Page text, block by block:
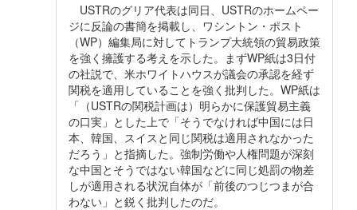
USTRのグリア代表は同日、USTRのホームペー
ジに反論の書簡を掲載し、ワシントン・ポスト
（WP）編集局に対してトランプ大統領の貿易政策
を強く擁護する考えを示した。まずWP紙は3日付
の社説で、米ホワイトハウスが議会の承認を経ず
関税を適用していることを強く批判した。WP紙は
「（USTRの関税計画は）明らかに保護貿易主義
の口実」とした上で「そうでなければ中国には日
本、韓国、スイスと同じ関税は適用されなかった
だろう」と指摘した。強制労働や人権問題が深刻
な中国とそうではない韓国などに同じ処罰の物差
しが適用される状況自体が「前後のつじつまが合
わない」と鋭く批判したのだ。